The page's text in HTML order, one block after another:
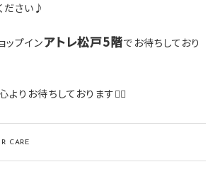
ださい♪
ップインアトレ松戸5階でお待ちしており
よりお待ちしております🙇‍♀️
CARE